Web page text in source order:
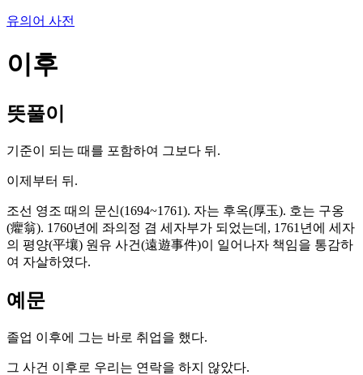
유의어 사전
이후
뜻풀이
기준이 되는 때를 포함하여 그보다 뒤.
이제부터 뒤.
조선 영조 때의 문신(1694~1761). 자는 후옥(厚玉). 호는 구옹
(癯翁). 1760년에 좌의정 겸 세자부가 되었는데, 1761년에 세자
의 평양(平壤) 원유 사건(遠遊事件)이 일어나자 책임을 통감하
여 자살하였다.
예문
졸업 이후에 그는 바로 취업을 했다.
그 사건 이후로 우리는 연락을 하지 않았다.